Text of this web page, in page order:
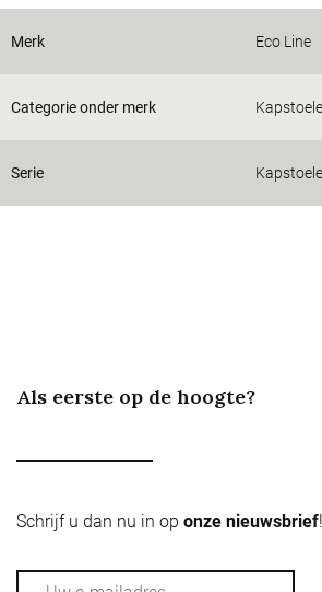
Merk Eco Line
Categorie onder merk
Serie
Als eerste op de hoogte?
Schrijf u dan nu in op onze nieuwsbrief!